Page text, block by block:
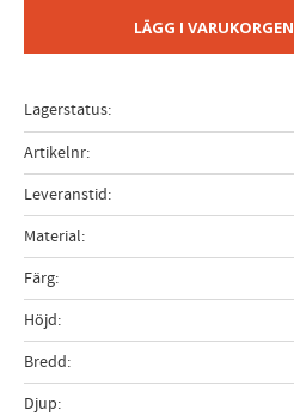
LÄGG I VARUKORGEN
Lagerstatus
Artikelnr
Leveranstid
Material
Färg
Höjd
Bredd
Djup